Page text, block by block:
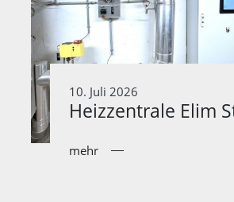
10. Juli 2026
Heizzentrale Elim
mehr